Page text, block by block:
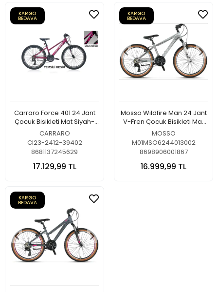
KARGO
BEDAVA
Carraro Force 401 24 Jant
Çocuk Bisikleti Mat Siyah-
Fuşya-Beyaz
CARRARO
CI23-2412-39402
8681137245629
17.129,99 TL
KARGO
BEDAVA
Mosso Wildfire Man 24 Jant
V-Fren Çocuk Bisikleti Mat
Gri
MOSSO
M01MSO6244013002
8698906001867
16.999,99 TL
KARGO
BEDAVA